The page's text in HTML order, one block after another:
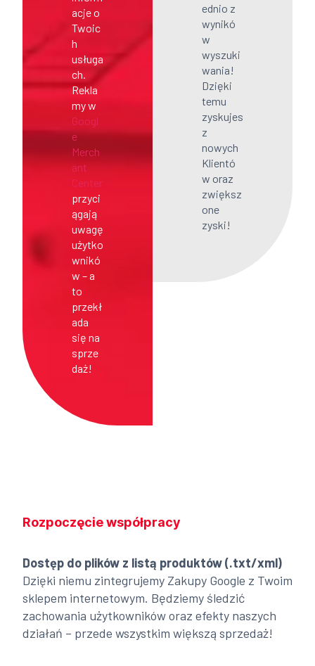
acje o
Twoic
h
usługa
ch.
Rekla
my w
Googl
e
Merch
ant
Center
przyci
ągają
uwagę
użytko
wnikó
w – a
to
przekł
ada
się na
sprze
daż!
ednio z
wynikó
w
wyszuki
wania!
Dzięki
temu
zyskujes
z
nowych
Klientó
w oraz
zwiększ
one
zyski!
Rozpoczęcie współpracy
Dostęp do plików z listą produktów (.txt/xml)
Dzięki niemu zintegrujemy Zakupy Google z Twoim
sklepem internetowym. Będziemy śledzić
zachowania użytkowników oraz efekty naszych
działań – przede wszystkim większą sprzedaż!